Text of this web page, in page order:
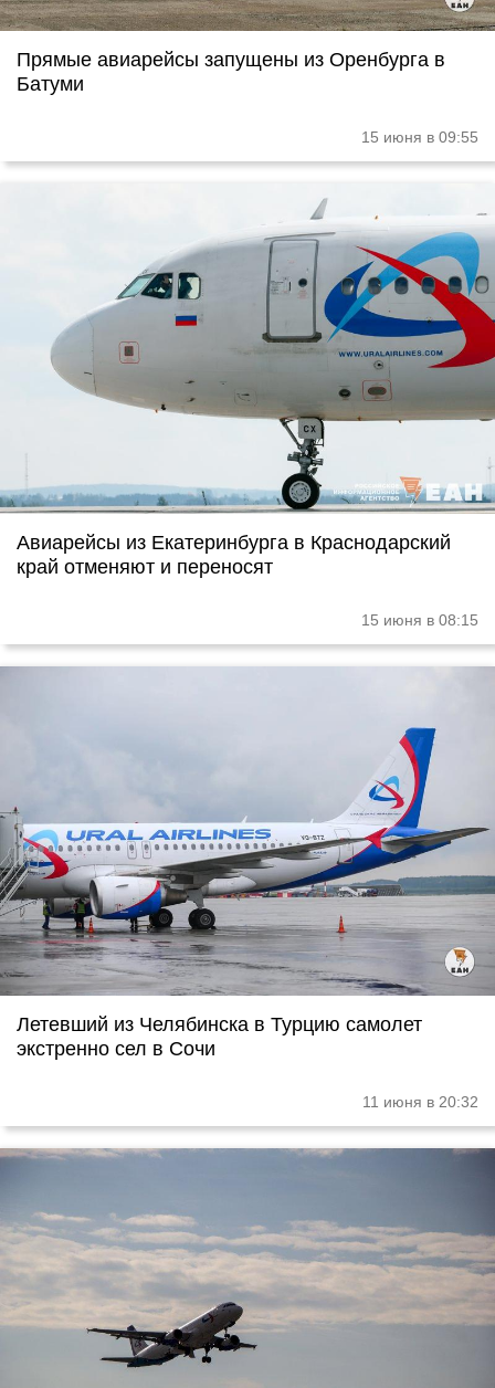
Прямые авиарейсы запущены из Оренбурга в
Батуми
15 июня в 09:55
Авиарейсы из Екатеринбурга в Краснодарский
край отменяют и переносят
15 июня в 08:15
Летевший из Челябинска в Турцию самолет
экстренно сел в Сочи
11 июня в 20:32